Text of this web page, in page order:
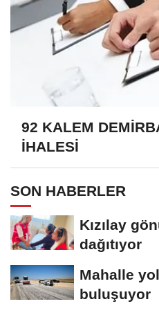
92 KALEM
İHALESİ
SON HABERLER
Kızılay
dağıtıyor
Mahalle
buluşuyor